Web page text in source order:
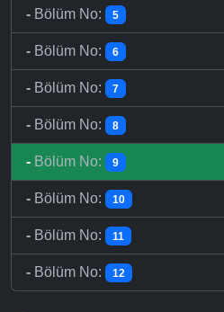
- Bölüm No: 5
- Bölüm No: 6
- Bölüm No: 7
- Bölüm No: 8
- Bölüm No: 9
- Bölüm No: 10
- Bölüm No: 11
- Bölüm No: 12